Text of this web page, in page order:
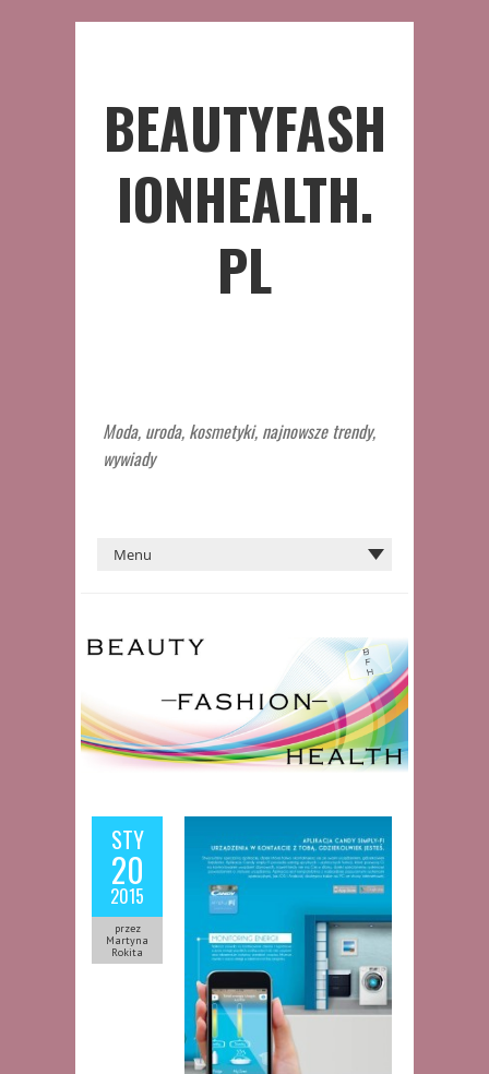
BEAUTYFASH
IONHEALTH.
PL
Moda, uroda, kosmetyki, najnowsze trendy,
wywiady
STY
20
2015
przez
Martyna
Rokita